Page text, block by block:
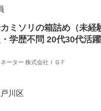
ミソリの箱詰め（未
学歴不問 20代30代活
ーター 株式会社ＩＧＦ
川区